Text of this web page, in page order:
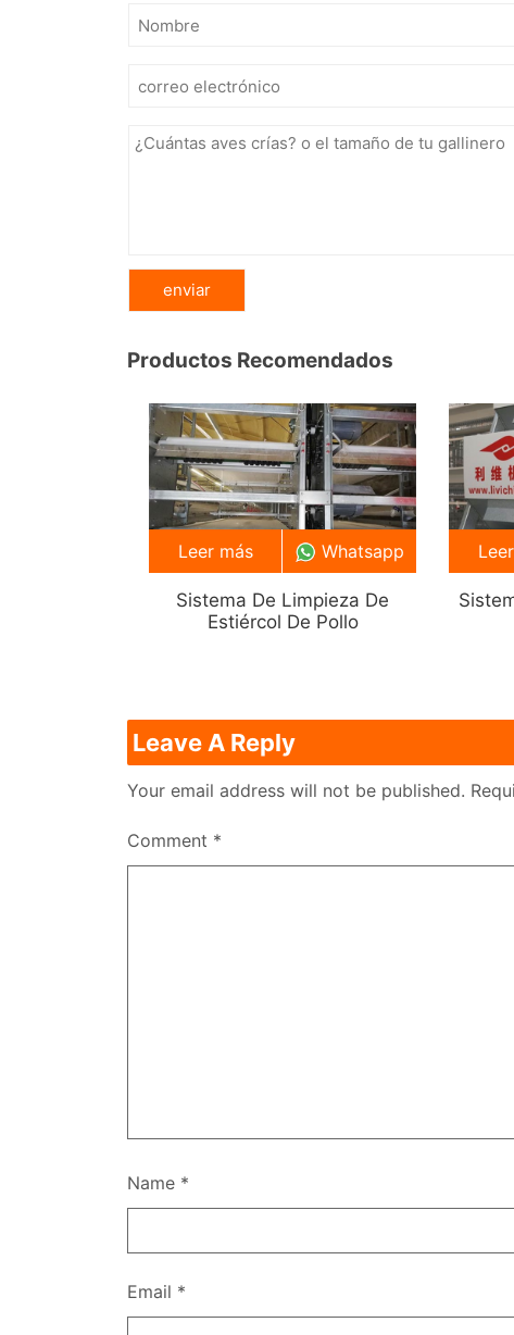
Productos Recomendados
Sistema De Limpieza De
Estiércol De Pollo
Leer más Whatsapp
Leave A Reply
Your email address will not be published.
Comment *
Name *
Email *